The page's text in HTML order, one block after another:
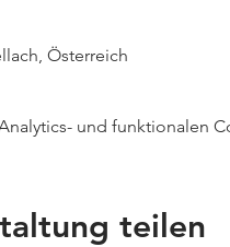
Österreich
und funktionalen
teilen